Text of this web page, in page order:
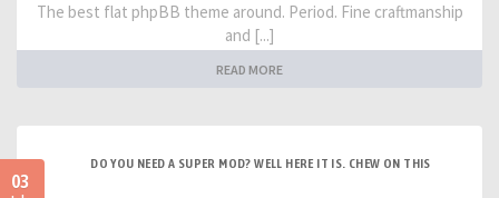
The best flat phpBB theme around. Period. Fine craftmanship
and [...]
READ MORE
03
DO YOU NEED A SUPER MOD? WELL HERE IT IS. CHEW ON THIS